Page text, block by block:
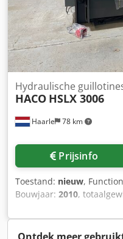
Haarle 78 km
Hydraulische
HACO HSLX 3006
Prijsinfo
Toestand: nieuw,
Bouwjaar: 2010,
in nieuwstaat Voorzien
nieuwe besturing
regulier staal: 6 mm (400
Ontdek meer